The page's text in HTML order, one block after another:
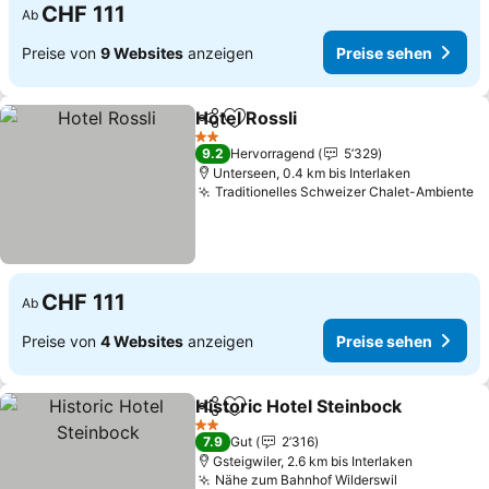
Ab CHF 111
Preise von 9 Websites anzeigen Preise sehen
TeilenZu Favoriten hinzufügen
Hotel Rossli
2 Sterne
9.2 Hervorragend
5’329
Unterseen, 0.4 km bis Interlaken
Traditionelles Schweizer Chalet-Ambiente
Ab CHF 111
Preise von 4 Websites anzeigen Preise sehen
TeilenZu Favoriten hinzufügen
Historic Hotel Steinbock
2 Sterne
7.9 Gut
2’316
Gsteigwiler, 2.6 km bis Interlaken
Nähe zum Bahnhof Wilderswil